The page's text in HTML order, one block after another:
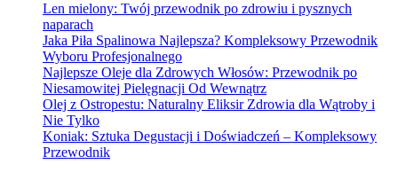
Len mielony: Twój przewodnik po zdrowiu i pysznych
naparach
Jaka Piła Spalinowa Najlepsza? Kompleksowy Przewodnik
Wyboru Profesjonalnego
Najlepsze Oleje dla Zdrowych Włosów: Przewodnik po
Niesamowitej Pielęgnacji Od Wewnątrz
Olej z Ostropestu: Naturalny Eliksir Zdrowia dla Wątroby i
Nie Tylko
Koniak: Sztuka Degustacji i Doświadczeń – Kompleksowy
Przewodnik